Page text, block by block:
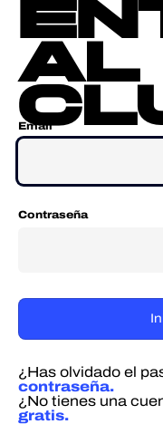
al
Email
Contraseña
¿Has olvidado el
contraseña.
¿No tienes una
gratis.